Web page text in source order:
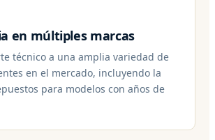
en múltiples marcas
técnico a una amplia variedad de
en el mercado, incluyendo la
para modelos con años de